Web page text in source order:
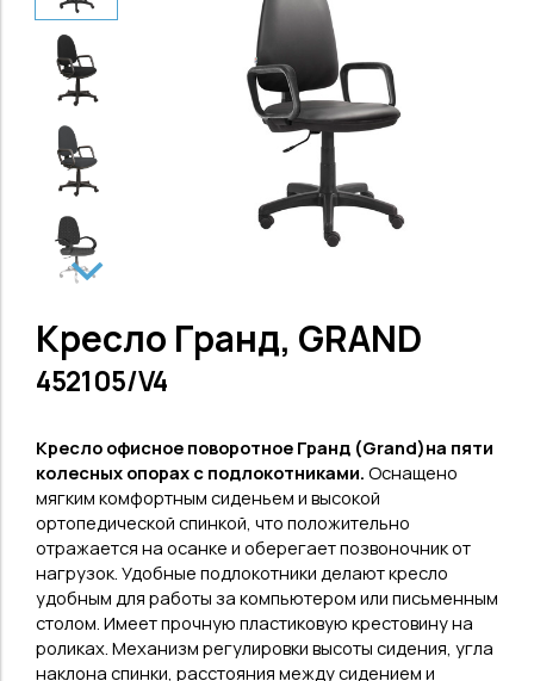
Кресло Гранд, GRAND
452105/V4
Кресло офисное поворотное Гранд (Grand)на пяти
колесных опорах с подлокотниками. Оснащено
мягким комфортным сиденьем и высокой
ортопедической спинкой, что положительно
отражается на осанке и оберегает позвоночник от
нагрузок. Удобные подлокотники делают кресло
удобным для работы за компьютером или письменным
столом. Имеет прочную пластиковую крестовину на
роликах. Механизм регулировки высоты сидения, угла
наклона спинки, расстояния между сидением и